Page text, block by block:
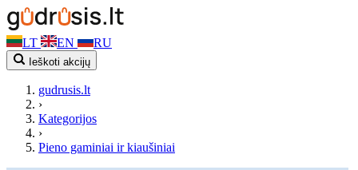
LT EN RU
Ieškoti akcijų
gudrusis.lt
›
Kategorijos
›
Pieno gaminiai ir kiaušiniai